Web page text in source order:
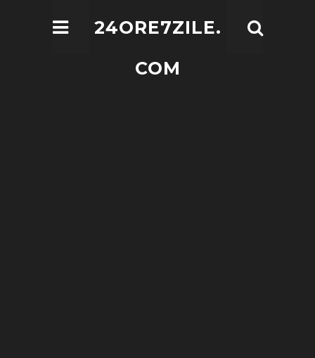
24ORE7ZILE.
COM